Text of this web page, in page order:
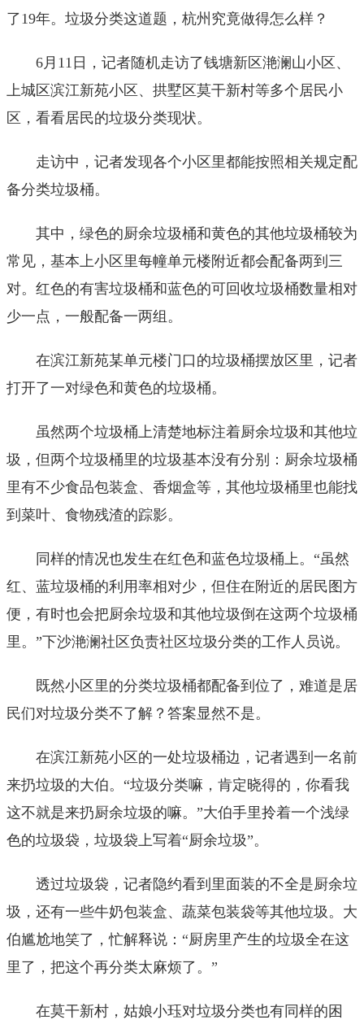
了19年。垃圾分类这道题，杭州究竟做得怎么样？
6月11日，记者随机走访了钱塘新区滟澜山小区、
上城区滨江新苑小区、拱墅区莫干新村等多个居民小
区，看看居民的垃圾分类现状。
走访中，记者发现各个小区里都能按照相关规定配
备分类垃圾桶。
其中，绿色的厨余垃圾桶和黄色的其他垃圾桶较为
常见，基本上小区里每幢单元楼附近都会配备两到三
对。红色的有害垃圾桶和蓝色的可回收垃圾桶数量相对
少一点，一般配备一两组。
在滨江新苑某单元楼门口的垃圾桶摆放区里，记者
打开了一对绿色和黄色的垃圾桶。
虽然两个垃圾桶上清楚地标注着厨余垃圾和其他垃
圾，但两个垃圾桶里的垃圾基本没有分别：厨余垃圾桶
里有不少食品包装盒、香烟盒等，其他垃圾桶里也能找
到菜叶、食物残渣的踪影。
同样的情况也发生在红色和蓝色垃圾桶上。“虽然
红、蓝垃圾桶的利用率相对少，但住在附近的居民图方
便，有时也会把厨余垃圾和其他垃圾倒在这两个垃圾桶
里。”下沙滟澜社区负责社区垃圾分类的工作人员说。
既然小区里的分类垃圾桶都配备到位了，难道是居
民们对垃圾分类不了解？答案显然不是。
在滨江新苑小区的一处垃圾桶边，记者遇到一名前
来扔垃圾的大伯。“垃圾分类嘛，肯定晓得的，你看我
这不就是来扔厨余垃圾的嘛。”大伯手里拎着一个浅绿
色的垃圾袋，垃圾袋上写着“厨余垃圾”。
透过垃圾袋，记者隐约看到里面装的不全是厨余垃
圾，还有一些牛奶包装盒、蔬菜包装袋等其他垃圾。大
伯尴尬地笑了，忙解释说：“厨房里产生的垃圾全在这
里了，把这个再分类太麻烦了。”
在莫干新村，姑娘小珏对垃圾分类也有同样的困